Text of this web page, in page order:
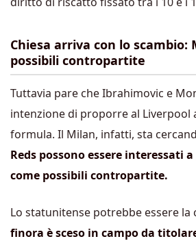
Chiesa arriva con lo scambio:
possibili contropartite
Tuttavia pare che Ibrahimovic e
intenzione di proporre al Liverpool
formula. Il Milan, infatti, sta
Reds possono essere interessati a
come possibili contropartite.
Lo statunitense potrebbe essere la
finora è sceso in campo da